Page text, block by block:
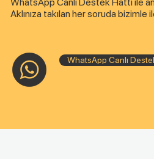
Aklınıza takılan her soruda
WhatsApp Canlı